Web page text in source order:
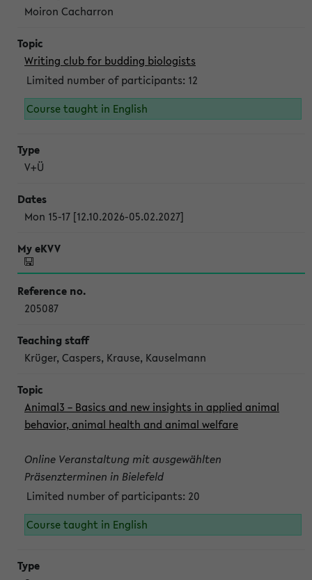
Moiron Cacharron
Writing club for budding biologists
Limited number of participants: 12
Course taught in English
V+Ü
Mon 15-17 [12.10.2026-05.02.2027]
205087
Krüger, Caspers, Krause, Kauselmann
Animal3 – Basics and new insights in applied animal
behavior, animal health and animal welfare
Online Veranstaltung mit ausgewählten
Präsenzterminen in Bielefeld
Limited number of participants: 20
Course taught in English